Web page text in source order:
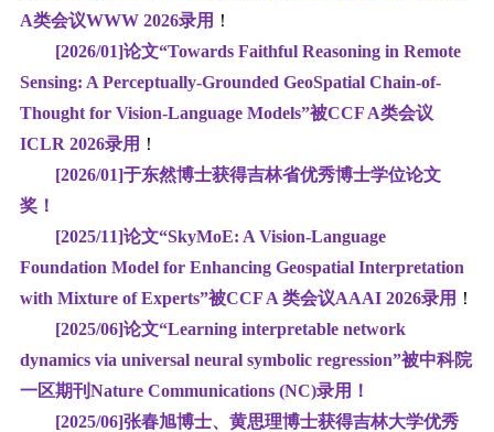
A类会议WWW 2026录用 ！
[2026/01]论文“Towards Faithful Reasoning in Remote
Sensing: A Perceptually-Grounded GeoSpatial Chain-of-
Thought for Vision-Language Models”被CCF A类会议
ICLR 2026录用 ！
[2026/01]于东然博士获得吉林省优秀博士学位论文
奖！
[2025/11]论文“SkyMoE: A Vision-Language
Foundation Model for Enhancing Geospatial Interpretation
with Mixture of Experts”被CCF A 类会议AAAI 2026录用 ！
[2025/06]论文“Learning interpretable network
dynamics via universal neural symbolic regression”被中科院
一区期刊 Nature Communications (NC)录用 ！
[2025/06]张春旭博士、 黄思理博士获得吉林大学优秀